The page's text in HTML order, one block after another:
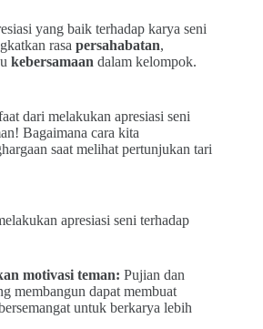
yang baik terhadap karya seni
rasa persahabatan,
kebersamaan dalam kelompok.
dari melakukan apresiasi seni
Bagaimana cara kita
saat melihat pertunjukan tari
apresiasi seni terhadap
motivasi teman: Pujian dan
membangun dapat membuat
untuk berkarya lebih